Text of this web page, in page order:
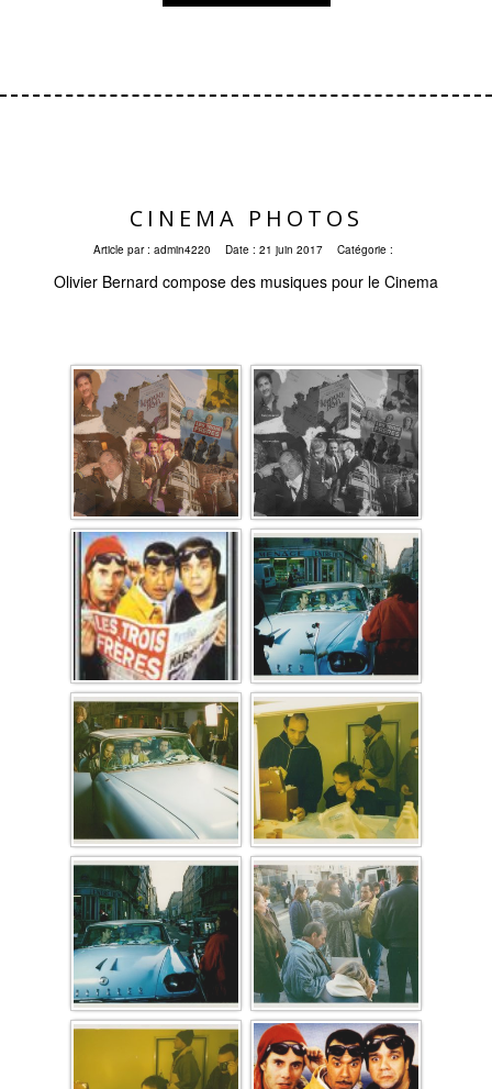
CINEMA PHOTOS
Article par : admin4220 Date : 21 juin 2017 Catégorie :
Olivier Bernard compose des musiques pour le Cinema